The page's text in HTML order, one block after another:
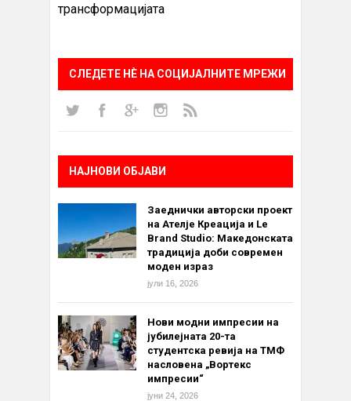
трансформацијата
СЛЕДЕТЕ НÈ НА СОЦИЈАЛНИТЕ МРЕЖИ
НАЈНОВИ ОБЈАВИ
Заеднички авторски проект
на Ателје Креација и Le
Brand Studio: Македонската
традиција доби современ
моден израз
јули 16, 2026
Нови модни импресии на
јубилејната 20-та
студентска ревија на ТМФ
насловена „Вортекс
импресии“
јуни 24, 2026